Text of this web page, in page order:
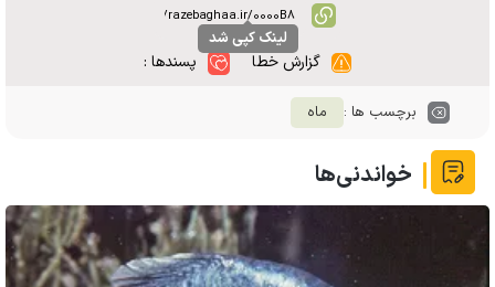
لینک کپی شد
گزارش خطا پسندها :
برچسب ها : ماه
خواندنی‌ها